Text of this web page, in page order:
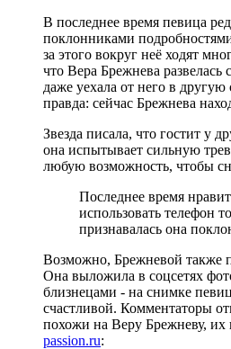
В последнее время певица
поклонниками
за этого вокруг неё ходят
что Вера Брежнева
даже уехала от него в другую
правда: сейчас Брежнева
Звезда писала, что гостит у
она испытывает сильную
любую возможность, чтобы
Последнее время
использовать телефон
признавалась она
Возможно, Брежневой также
Она выложила в соцсетях
близнецами - на снимке
счастливой. Комментаторы
похожи на Веру Брежневу, их
passion.ru: